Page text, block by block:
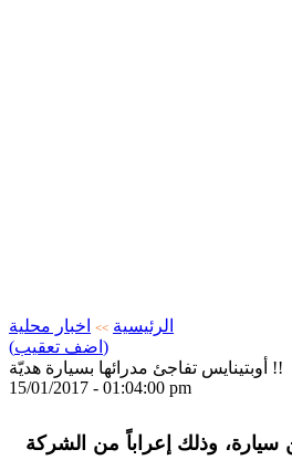
الرئيسية >>
اخبار محلية
(اضف تعقيب)
أوبتينايس تفاجئ مدرائها بسيارة هديّة !!
15/01/2017 - 01:04:00 pm
سيارة، وذلك إعراباً من الشركة